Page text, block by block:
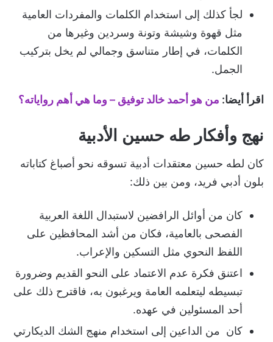
لجأ كذلك إلى استخدام الكلمات والمفردات العامية
مثل قهوة وشيشة وتونة وسردين وغيرها من
الكلمات، في إطار متناسق وجمالي لم يخل بتركيب
الجمل.
اقرأ أيضا: من هو أحمد خالد توفيق – وما هي أهم رواياته؟
نهج وأفكار طه حسين الأدبية
كان لطه حسين معتقدات أدبية تسوقه نحو أصباغ كتاباته
بلون أدبي فريد، ومن بين ذلك:
كان من أوائل الرافضين لاستبدال اللغة العربية
الفصحى بالعامية، فكان من أشد المحافظين على
اللفظ النحوي مثل التسكين والإعراب.
اعتنق فكرة عدم الاعتماد على النحو القديم وضرورة
تبسيطه ليتعلمه العامة ويرغبون به، فاقترح ذلك على
أحد المسئولين في عهده.
كان من الداعين إلى استخدام منهج الشك الديكارتي